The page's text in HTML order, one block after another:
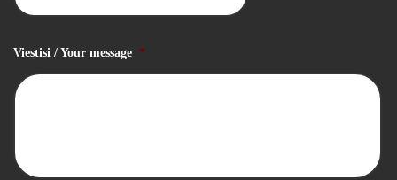
Viestisi / Your message *